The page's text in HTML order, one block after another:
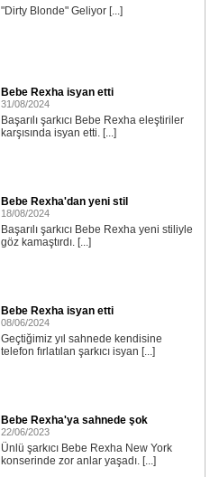
"Dirty Blonde" Geliyor [...]
Bebe Rexha isyan etti
31/08/2024
Başarılı şarkıcı Bebe Rexha eleştiriler
karşısında isyan etti. [...]
Bebe Rexha'dan yeni stil
18/08/2024
Başarılı şarkıcı Bebe Rexha yeni stiliyle
göz kamaştırdı. [...]
Bebe Rexha isyan etti
08/06/2024
Geçtiğimiz yıl sahnede kendisine
telefon fırlatılan şarkıcı isyan [...]
Bebe Rexha'ya sahnede şok
22/06/2023
Ünlü şarkıcı Bebe Rexha New York
konserinde zor anlar yaşadı. [...]